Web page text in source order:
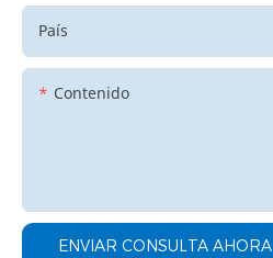
País
Contenido
ENVIAR CONSULTA AHORA